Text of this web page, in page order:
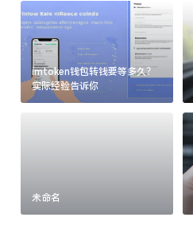
imtoken钱包转钱要等多久？
实际经验告诉你
未命名